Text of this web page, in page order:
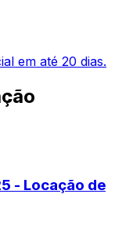
em até 20 dias.
- Locação de